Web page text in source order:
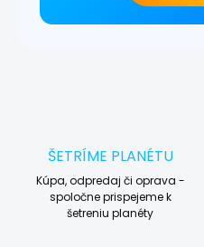
ŠETRÍME PLANÉTU
Kúpa, odpredaj či oprava -
spoločne prispejeme k
šetreniu planéty